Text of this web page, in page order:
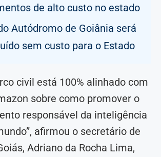
de alto custo no estado
Autódromo de Goiânia será
sem custo para o Estado
civil está 100% alinhado com
sobre como promover o
responsável da inteligência
afirmou o secretário de
Adriano da Rocha Lima,